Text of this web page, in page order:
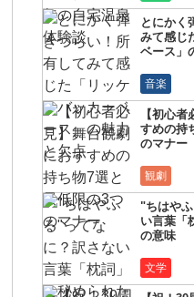
とにかく
みて感じ
ベース」
音楽
【初心
すめの持
のマナー
観劇
"ちはや
い言葉「
の意味
文学